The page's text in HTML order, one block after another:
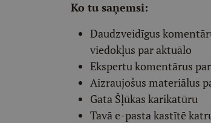
Ko tu saņemsi:
Daudzveidīgus
viedokļus par aktuālo
Ekspertu komentārus
Aizraujošus materiālus
Gata Šļūkas karikatūru
Tavā e-pasta kastītē